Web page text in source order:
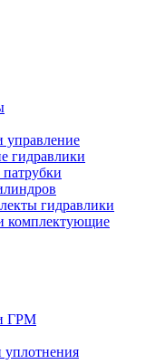
управление
гидравлики
гидравлики
комплектующие
ГРМ
уплотнения